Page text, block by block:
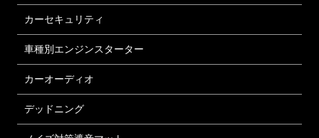
カーセキュリティ
車種別エンジンスターター
カーオーディオ
デッドニング